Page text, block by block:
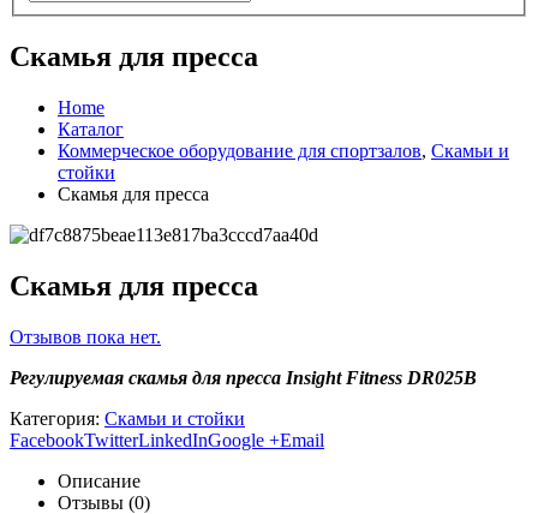
Скамья для пресса
Home
Каталог
Коммерческое оборудование для спортзалов, Скамьи и
стойки
Скамья для пресса
Скамья для пресса
Отзывов пока нет.
Регулируемая скамья для пресса Insight Fitness DR025B
Категория: Скамьи и стойки
FacebookTwitterLinkedInGoogle +Email
Описание
Отзывы (0)